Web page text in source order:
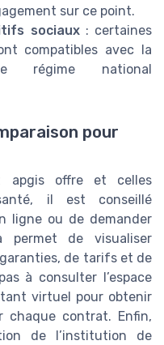
sur ce point.
sociaux: certaines
compatibles avec la
régime national
pour
apgis offre et celles
il est conseillé
ligne ou de demander
permet de visualiser
de tarifs et de
à consulter l’espace
virtuel pour obtenir
chaque contrat. Enfin,
de l’institution de